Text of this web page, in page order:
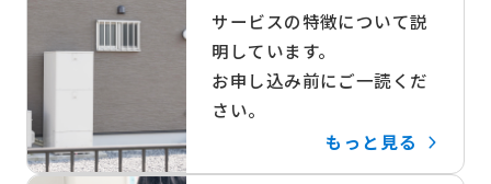
サービスの特徴について説
明しています。
お申し込み前にご一読くだ
さい。
もっと見る